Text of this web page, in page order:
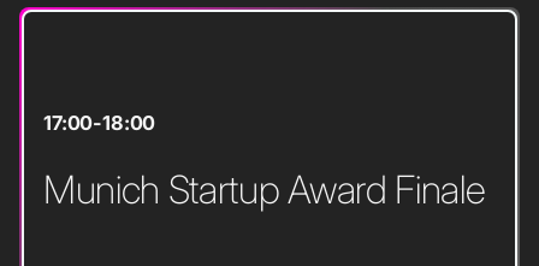
17:00-18:00
Munich Startup Award Finale